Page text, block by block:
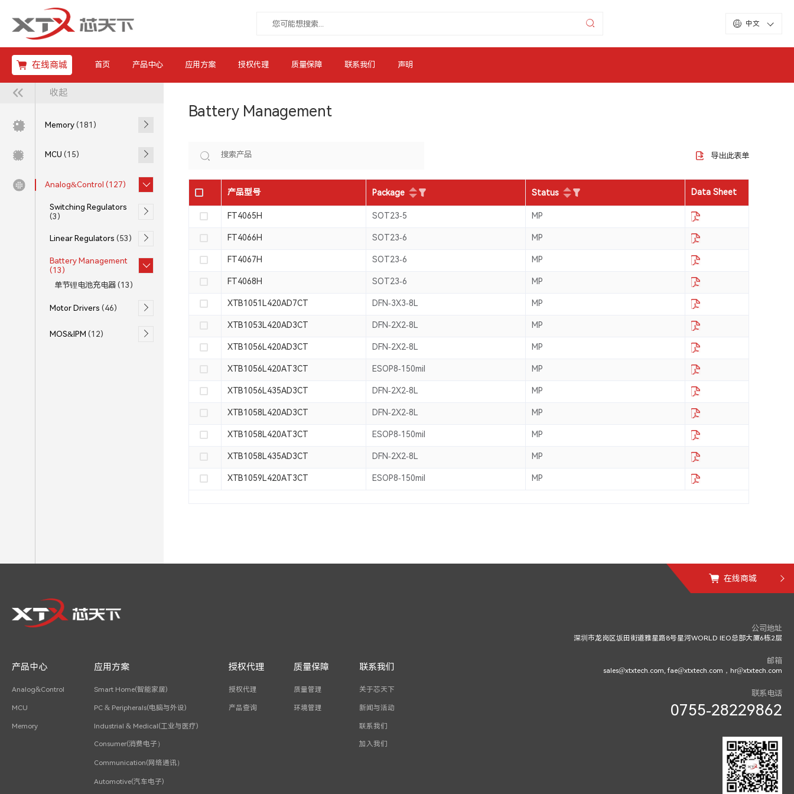
中文
在线商城 首页 产品中心 应用方案 授权代理 质量保障 联系我们 声明
收起
Memory (181)
MCU (15)
Analog&Control (127)
Switching Regulators
(3)
Linear Regulators (53)
Battery Management
(13)
单节锂电池充电器(13)
Motor Drivers (46)
MOS&IPM (12)
Battery Management
导出此表单
Package Status
SOT23-5 MP
SOT23-6 MP
SOT23-6 MP
SOT23-6 MP
DFN-3X3-8L MP
DFN-2X2-8L MP
DFN-2X2-8L MP
ESOP8-150mil MP
DFN-2X2-8L MP
DFN-2X2-8L MP
ESOP8-150mil MP
DFN-2X2-8L MP
ESOP8-150mil MP
产品型号
FT4065H
FT4066H
FT4067H
FT4068H
XTB1051L420AD7CT
XTB1053L420AD3CT
XTB1056L420AD3CT
XTB1056L420AT3CT
XTB1056L435AD3CT
XTB1058L420AD3CT
XTB1058L420AT3CT
XTB1058L435AD3CT
XTB1059L420AT3CT
Data Sheet
在线商城
产品中心
Analog&Control
MCU
Memory
应用方案
Smart Home(智能家居)
PC & Peripherals(电脑与外设)
Industrial & Medical(工业与医疗)
Consumer(消费电子）
Communication(网络通讯）
Automotive(汽车电子)
授权代理
授权代理
产品查询
质量保障
质量管理
环境管理
联系我们
关于芯天下
新闻与活动
联系我们
加入我们
公司地址
深圳市龙岗区坂田街道雅星路8号星河WORLD IEO总部大厦6栋2层
邮箱
sales@xtxtech.com, fae@xtxtech.com，hr@xtxtech.com
联系电话
0755-28229862